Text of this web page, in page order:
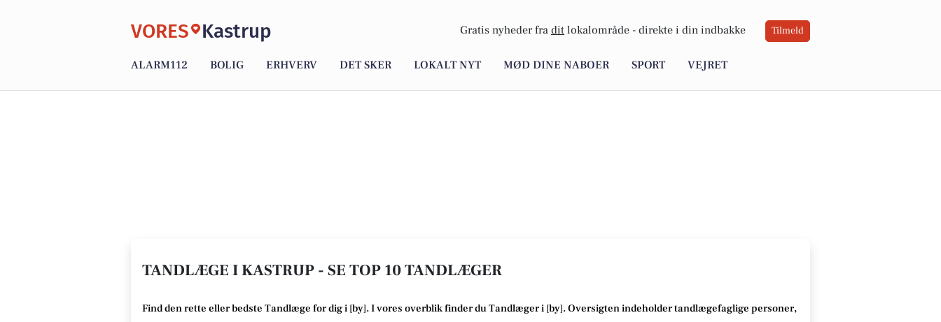
VORES Kastrup Gratis nyheder fra dit lokalområde - direkte i din indbakke Tilmeld
ALARM112 BOLIG ERHVERV DET SKER LOKALT NYT MØD DINE NABOER SPORT VEJRET
TANDLÆGE I KASTRUP - SE TOP 10 TANDLÆGER
Find den rette eller bedste Tandlæge for dig i [by]. I vores overblik finder du Tandlæger i [by].Oversigten indeholder tandlægefaglige personer,